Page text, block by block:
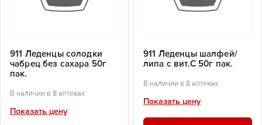
911 Леденцы солодки
чабрец без сахара 50г
пак.
В наличии в 8 аптеках
Показать цену
911 Леденцы шалфей/
липа с вит.С 50г пак.
В наличии в 8 аптеках
Показать цену